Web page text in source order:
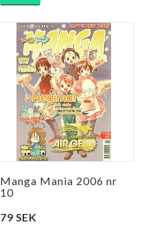
Manga Mania 2006 nr
10
79 SEK